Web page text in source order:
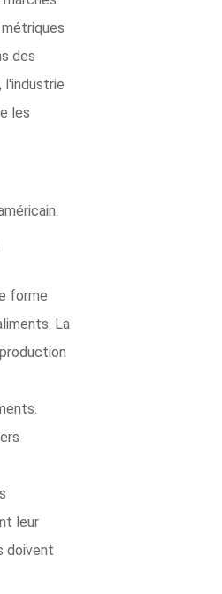
des
l'industrie
les
forme
La
leur
doivent